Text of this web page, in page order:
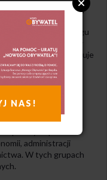
coraz rzadziej
rosną. Tak wynika
Randstad. W ciągu
podwyżek, wzrósł
zatrudnionych oczekuje
otrzymania.
z zarobków. 41
w 2024 były niższe
wzrostem pensji
i ochronie
podwyżki płac
administracji
W tych grupach
NAS!